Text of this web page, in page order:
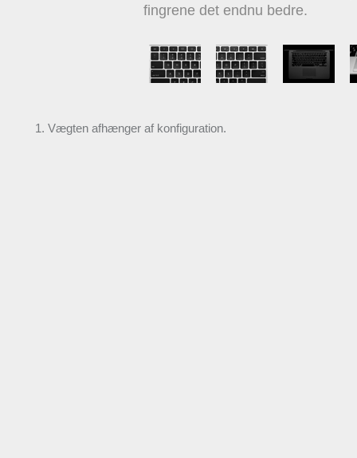
fingrene det endnu bedre.
Vægten afhænger af konfiguration.